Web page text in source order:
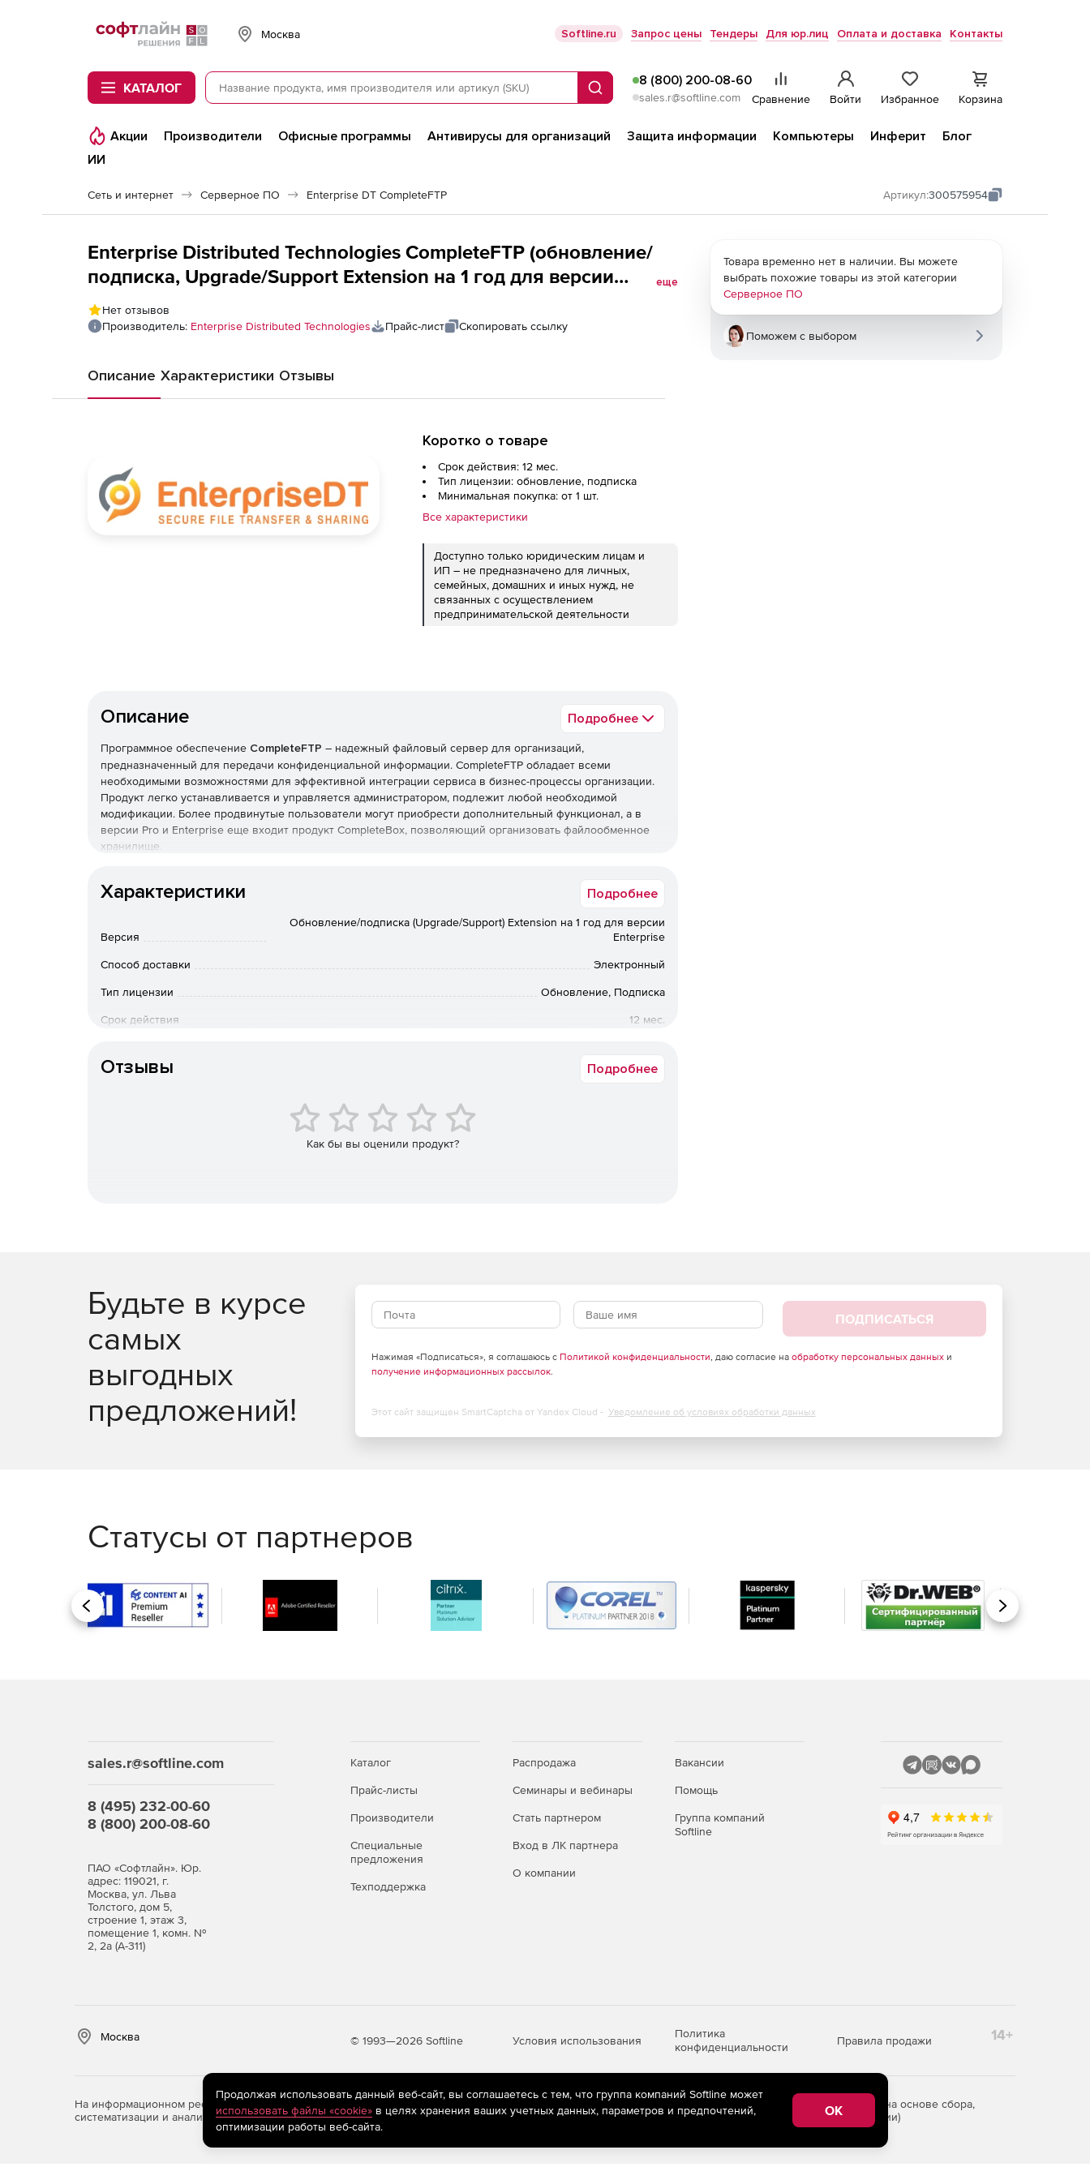
Softline
Москва Softline.ru Запрос цены Тендеры Для юр.лиц Оплата и доставка Контакты
КАТАЛОГ Поиск
8 (800) 200-08-60
sales.r@softline.com Сравнение Войти Избранное Корзина
Акции Производители Офисные программы Антивирусы для организаций Защита информации Компьютеры Инферит
Блог
ИИ
Сеть и интернет Серверное ПО Enterprise DT CompleteFTP Артикул:300575954
Enterprise Distributed Technologies CompleteFTP (обновление/
подписка, Upgrade/Support Extension на 1 год для версии
Enterprise), для лицензии Expired 10 Server
еще
Нет отзывов
Производитель: Enterprise Distributed Technologies Прайс-лист Скопировать ссылку
Описание Характеристики Отзывы
Коротко о товаре
Срок действия: 12 мес.
Тип лицензии: обновление, подписка
Минимальная покупка: от 1 шт.
Все характеристики
Доступно только юридическим лицам и
ИП – не предназначено для личных,
семейных, домашних и иных нужд, не
связанных с осуществлением
предпринимательской деятельности
Описание Подробнее
Программное обеспечение CompleteFTP – надежный файловый сервер для организаций,
предназначенный для передачи конфиденциальной информации. CompleteFTP обладает всеми
необходимыми возможностями для эффективной интеграции сервиса в бизнес-процессы организации.
Продукт легко устанавливается и управляется администратором, подлежит любой необходимой
модификации. Более продвинутые пользователи могут приобрести дополнительный функционал, а в
версии Pro и Enterprise еще входит продукт CompleteBox, позволяющий организовать файлообменное
хранилище.
требований. CompleteFTP поддерживает: протоколы FTPS, SFTP, SSH, SCP and HTTP/HTTPS, безопасный
Помимо этого, решение работает с вирутальными файловыми системами, поддерживает криптографию,
сертификаты FTPS и SSL и многое другое.
Характеристики Подробнее
Версия
Обновление/подписка (Upgrade/Support) Extension на 1 год для версии
Enterprise
Способ доставки Электронный
Тип лицензии Обновление, Подписка
Срок действия 12 мес.
Отзывы Подробнее
Как бы вы оценили продукт?
Товара временно нет в наличии. Вы можете
выбрать похожие товары из этой категории
Серверное ПО
Поможем с выбором
Будьте в курсе
самых
выгодных
предложений!
ПОДПИСАТЬСЯ
Нажимая «Подписаться», я соглашаюсь с Политикой конфиденциальности, даю согласие на обработку персональных данныхи
получение информационных рассылок.
Этот сайт защищен SmartCaptcha от Yandex Cloud - Уведомление об условиях обработки данных
Статусы от партнеров
Назад Вперед
sales.r@softline.com
8 (495) 232-00-60
8 (800) 200-08-60
ПАО «Софтлайн». Юр.
адрес: 119021, г.
Москва, ул. Льва
Толстого, дом 5,
строение 1, этаж 3,
помещение 1, комн. №
2, 2а (А-311)
Каталог
Прайс-листы
Производители
Специальные
предложения
Техподдержка
Распродажа
Семинары и вебинары
Стать партнером
Вход в ЛК партнера
О компании
Вакансии
Помощь
Группа компаний
Softline
Москва © 1993—2026 Softline Условия использования
Политика
конфиденциальности
Правила продажи 14+
На информационном ресурсе store.softline.ru применяются рекомендательные технологии
(информационные технологии предоставления информации на основе сбора,
систематизации и анализа сведений, относящихся к предпочтениям пользователей сети «Интернет», находящихся на территории Российской Федерации)
Продолжая использовать данный веб-сайт, вы соглашаетесь с тем, что группа компаний Softline может
использовать файлы «cookie»в целях хранения ваших учетных данных, параметров и предпочтений,
оптимизации работы веб-сайта.
OK